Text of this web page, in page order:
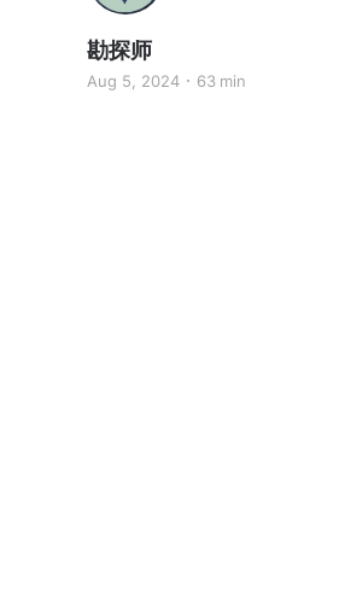
勘探师
Aug 5, 2024 63 min